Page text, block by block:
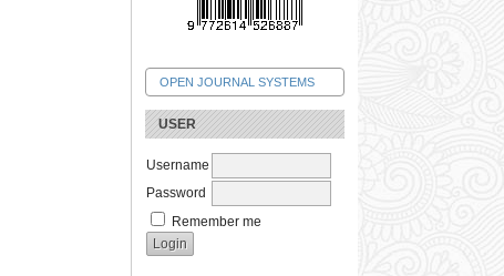
OPEN JOURNAL SYSTEMS
USER
Username
Password
Remember me